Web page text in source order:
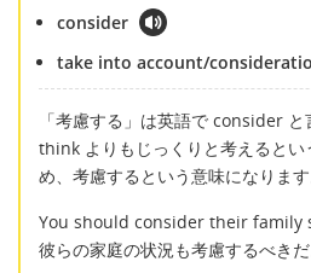
consider
take into account/
「考慮する」は英語で consider
think よりもじっくりと考えるとい
め、考慮するという意味になります
You should consider their family
彼らの家庭の状況も考慮するべきだ